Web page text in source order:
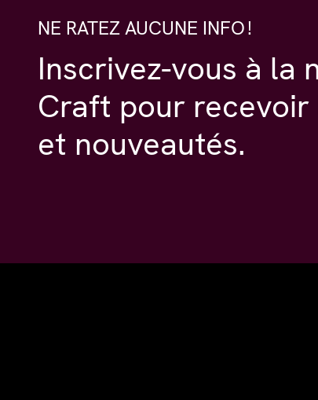
NE RATEZ AUCUNE INFO !
Inscrivez-vous à la
Craft pour
et nouveautés.